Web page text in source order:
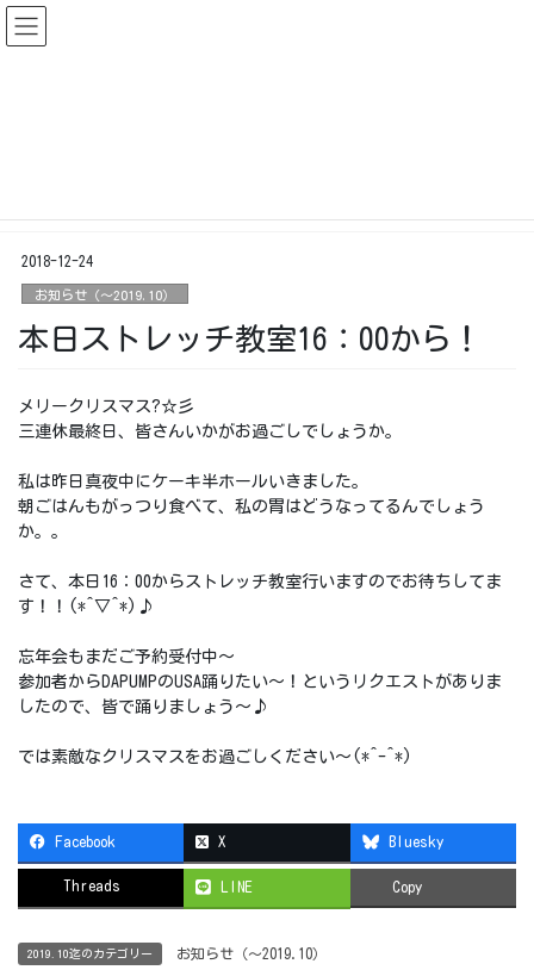
コ
ン
ナ
ビ
2018-12-24
お知らせ（〜2019.10）
本日ストレッチ教室16：00から！
メリークリスマス?☆彡
三連休最終日、皆さんいかがお過ごしでしょうか。
私は昨日真夜中にケーキ半ホールいきました。
朝ごはんもがっつり食べて、私の胃はどうなってるんでしょう
か。。
さて、本日16：00からストレッチ教室行いますのでお待ちしてま
す！！(*^▽^*)♪
忘年会もまだご予約受付中～
参加者からDAPUMPのUSA踊りたい～！というリクエストがありま
したので、皆で踊りましょう～♪
では素敵なクリスマスをお過ごしください～(*^-^*)
Facebook X Bluesky
Threads LINE Copy
2019.10迄のカテゴリー お知らせ（〜2019.10）